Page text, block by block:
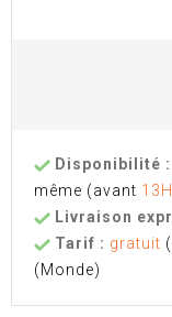
Disponibilité :
même (avant
Livraison
Tarif : gratuit
(Monde)